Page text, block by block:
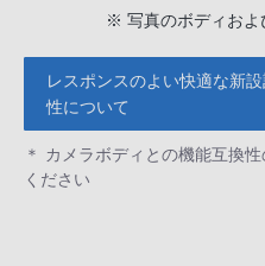
※ 写真のボディおよ
レスポンスのよい快適な新
性について
＊ カメラボディとの機能互換
ください